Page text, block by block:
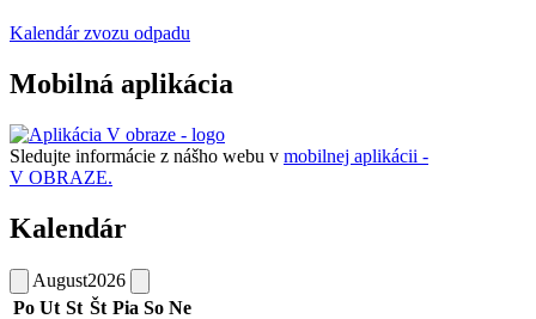
Kalendár zvozu odpadu
Mobilná aplikácia
Sledujte informácie z nášho webu v mobilnej aplikácii -
V OBRAZE.
Kalendár
August2026
Po Ut St Št Pia So Ne